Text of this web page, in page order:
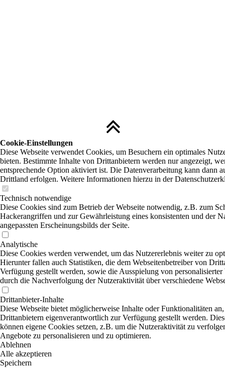
Cookie-Einstellungen
Diese Webseite verwendet Cookies, um Besuchern ein optimales
bieten. Bestimmte Inhalte von Drittanbietern werden nur angezeigt,
entsprechende Option aktiviert ist. Die Datenverarbeitung kann dann
Drittland erfolgen. Weitere Informationen hierzu in der
Technisch notwendige
Diese Cookies sind zum Betrieb der Webseite notwendig, z.B. zum
Hackerangriffen und zur Gewährleistung eines konsistenten und der
angepassten Erscheinungsbilds der Seite.
Analytische
Diese Cookies werden verwendet, um das Nutzererlebnis weiter zu
Hierunter fallen auch Statistiken, die dem Webseitenbetreiber von
Verfügung gestellt werden, sowie die Ausspielung von personalisierter
durch die Nachverfolgung der Nutzeraktivität über verschiedene
Drittanbieter-Inhalte
Diese Webseite bietet möglicherweise Inhalte oder Funktionalitäten
Drittanbietern eigenverantwortlich zur Verfügung gestellt werden.
können eigene Cookies setzen, z.B. um die Nutzeraktivität zu
Angebote zu personalisieren und zu optimieren.
Ablehnen
Alle akzeptieren
Speichern